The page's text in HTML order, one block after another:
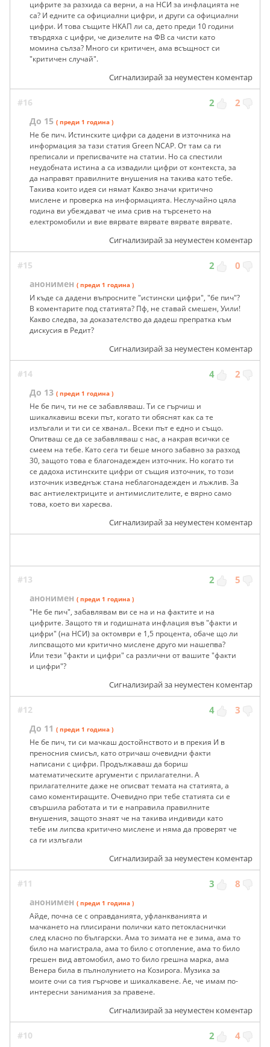
цифрите за разхида са верни, а на НСИ за инфлацията не
са? И едните са официални цифри, и други са официални
цифри. И това същите НКАП ли са, дето преди 10 години
твърдяха с цифри, че дизелите на ФВ са чисти като
момина сълза? Много си критичен, ама всъщност си
"критичен случай".
Сигнализирай за неуместен коментар
#16 2 2
До 15 ( преди 1 година )
Не бе пич. Истинските цифри са дадени в източника на
информация за тази статия Green NCAP. От там са ги
преписали и преписвачите на статии. Но са спестили
неудобната истина а са извадили цифри от контекста, за
да направят правилните внушения на такива като тебе.
Такива които идея си нямат Какво значи критично
мислене и проверка на информацията. Неслучайно цяла
година ви убеждават че има срив на търсенето на
електромобили и вие вярвате вярвате вярвате вярвате.
Сигнализирай за неуместен коментар
#15 2 0
анонимен ( преди 1 година )
И къде са дадени въпросните "истински цифри", "бе пич"?
В коментарите под статията? Пф, не ставай смешен, Уили!
Какво следва, за доказателство да дадеш препратка към
дискусия в Редит?
Сигнализирай за неуместен коментар
#14 4 2
До 13 ( преди 1 година )
Не бе пич, ти не се забавляваш. Ти се гърчиш и
шикалкавиш всеки път, когато ти обяснят как са те
излъгали и ти си се хванал.. Всеки път е едно и също.
Опитваш се да се забавляваш с нас, а накрая всички се
смеем на тебе. Като сега ти беше много забавно за разход
30, защото това е благонадежден източник. Но когато ти
се дадоха истинските цифри от същия източник, то този
източник изведнъж стана неблагонадежден и лъжлив. За
вас антиелектриците и антимислителите, е вярно само
това, което ви харесва.
Сигнализирай за неуместен коментар
#13 2 5
анонимен ( преди 1 година )
"Не бе пич", забавлявам ви се на и на фактите и на
цифрите. Защото тя и годишната инфлация във "факти и
цифри" (на НСИ) за октомври е 1,5 процента, обаче що ли
липсващото ми критично мислене друго ми нашепва?
Или тези "факти и цифри" са различни от вашите "факти
и цифри"?
Сигнализирай за неуместен коментар
#12 4 3
До 11 ( преди 1 година )
Не бе пич, ти си мачкаш достойнството и в прекия И в
преносния смисъл, като отричаш очевидни факти
написани с цифри. Продължаваш да бориш
математическите аргументи с прилагателни. А
прилагателните даже не описват темата на статията, а
само коментиращите. Очевидно при тебе статията си е
свършила работата и ти е направила правилните
внушения, защото знаят че на такива индивиди като
тебе им липсва критично мислене и няма да проверят че
са ги излъгали
Сигнализирай за неуместен коментар
#11 3 8
анонимен ( преди 1 година )
Айде, почна се с оправданията, уфланкванията и
мачкането на плисирани полички като петокласнички
след класно по български. Ама то зимата не е зима, ама то
било на магистрала, ама то било с отопление, ама то било
грешен вид автомобил, амо то било грешна марка, ама
Венера била в пълнолунието на Козирога. Музика за
моите очи са тия гърчове и шикалкавене. Ае, че имам по-
интересни занимания за правене.
Сигнализирай за неуместен коментар
#10 2 4